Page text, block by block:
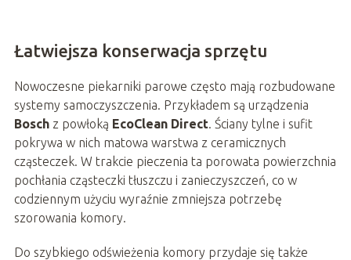
Łatwiejsza konserwacja sprzętu
Nowoczesne piekarniki parowe często mają rozbudowane
systemy samoczyszczenia. Przykładem są urządzenia
Boschz powłoką EcoClean Direct. Ściany tylne i sufit
pokrywa w nich matowa warstwa z ceramicznych
cząsteczek. W trakcie pieczenia ta porowata powierzchnia
pochłania cząsteczki tłuszczu i zanieczyszczeń, co w
codziennym użyciu wyraźnie zmniejsza potrzebę
szorowania komory.
Do szybkiego odświeżenia komory przydaje się także